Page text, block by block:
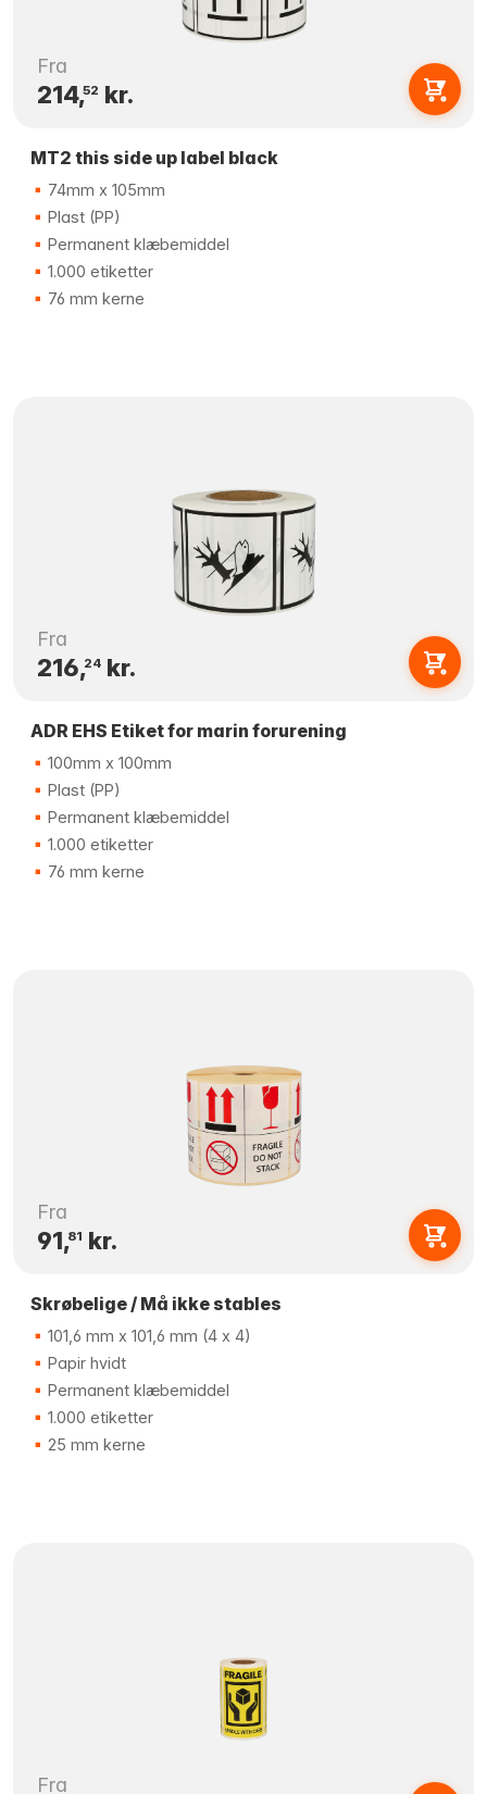
Fra
214,52 kr.
MT2 this side up label black
74mm x 105mm
Plast (PP)
Permanent klæbemiddel
1.000 etiketter
76 mm kerne
Fra
216,24kr.
ADR EHS Etiket for marin forurening
100mm x 100mm
Plast (PP)
Permanent klæbemiddel
1.000 etiketter
76 mm kerne
Fra
91,81 kr.
Skrøbelige / Må ikke stables
101,6 mm x 101,6 mm (4 x 4)
Papir hvidt
Permanent klæbemiddel
1.000 etiketter
25 mm kerne
Fra